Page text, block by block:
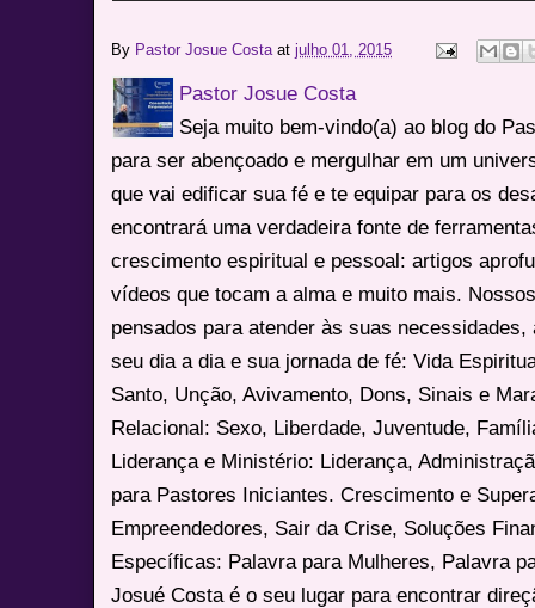
By Pastor Josue Costa atjulho 01, 2015
Pastor Josue Costa
Seja muito bem-vindo(a) ao blog do
para ser abençoado e mergulhar em um
que vai edificar sua fé e te equipar para os
encontrará uma verdadeira fonte de
crescimento espiritual e pessoal: artigos
vídeos que tocam a alma e muito mais.
pensados para atender às suas
seu dia a dia e sua jornada de fé: Vida
Santo, Unção, Avivamento, Dons, Sinais e
Relacional: Sexo, Liberdade, Juventude,
Liderança e Ministério: Liderança,
para Pastores Iniciantes. Crescimento e
Empreendedores, Sair da Crise, Soluções
Específicas: Palavra para Mulheres, Palavra
Josué Costa é o seu lugar para encontrar